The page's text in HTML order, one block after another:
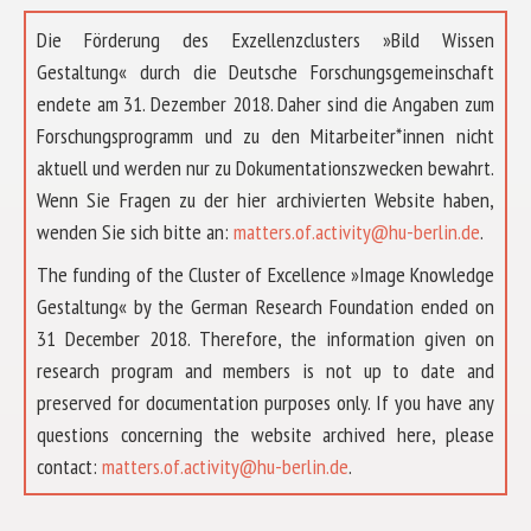
Die Förderung des Exzellenzclusters »Bild Wissen
Gestaltung« durch die Deutsche Forschungsgemeinschaft
endete am 31. Dezember 2018. Daher sind die Angaben zum
Forschungsprogramm und zu den Mitarbeiter*innen nicht
aktuell und werden nur zu Dokumentationszwecken bewahrt.
Wenn Sie Fragen zu der hier archivierten Website haben,
wenden Sie sich bitte an: matters.of.activity@hu-berlin.de.
The funding of the Cluster of Excellence »Image Knowledge
Gestaltung« by the German Research Foundation ended on
31 December 2018. Therefore, the information given on
research program and members is not up to date and
preserved for documentation purposes only. If you have any
questions concerning the website archived here, please
contact: matters.of.activity@hu-berlin.de.
ÜBER UNS